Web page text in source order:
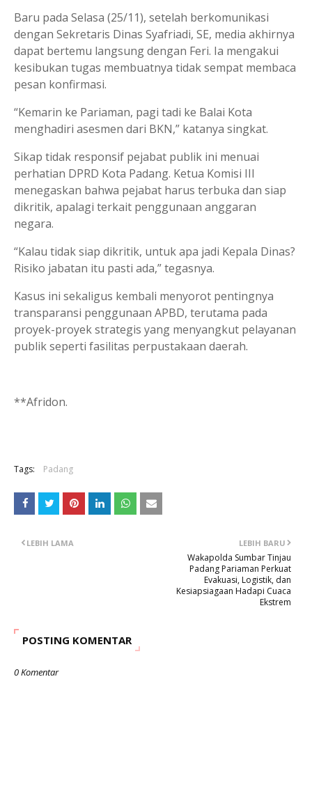
Baru pada Selasa (25/11), setelah berkomunikasi
dengan Sekretaris Dinas Syafriadi, SE, media akhirnya
dapat bertemu langsung dengan Feri. Ia mengakui
kesibukan tugas membuatnya tidak sempat membaca
pesan konfirmasi.
“Kemarin ke Pariaman, pagi tadi ke Balai Kota
menghadiri asesmen dari BKN,” katanya singkat.
Sikap tidak responsif pejabat publik ini menuai
perhatian DPRD Kota Padang. Ketua Komisi III
menegaskan bahwa pejabat harus terbuka dan siap
dikritik, apalagi terkait penggunaan anggaran
negara.
“Kalau tidak siap dikritik, untuk apa jadi Kepala Dinas?
Risiko jabatan itu pasti ada,” tegasnya.
Kasus ini sekaligus kembali menyorot pentingnya
transparansi penggunaan APBD, terutama pada
proyek-proyek strategis yang menyangkut pelayanan
publik seperti fasilitas perpustakaan daerah.
**Afridon.
Tags: Padang
LEBIH BARU
Wakapolda Sumbar Tinjau
Padang Pariaman Perkuat
Evakuasi, Logistik, dan
Kesiapsiagaan Hadapi Cuaca
Ekstrem
LEBIH LAMA
POSTING KOMENTAR
0 Komentar